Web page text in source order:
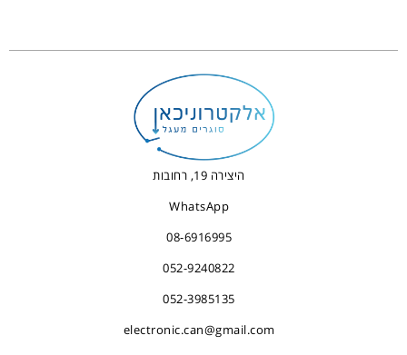
היצירה 19, רחובות
WhatsApp
08-6916995
052-9240822
052-3985135
electronic.can@gmail.com